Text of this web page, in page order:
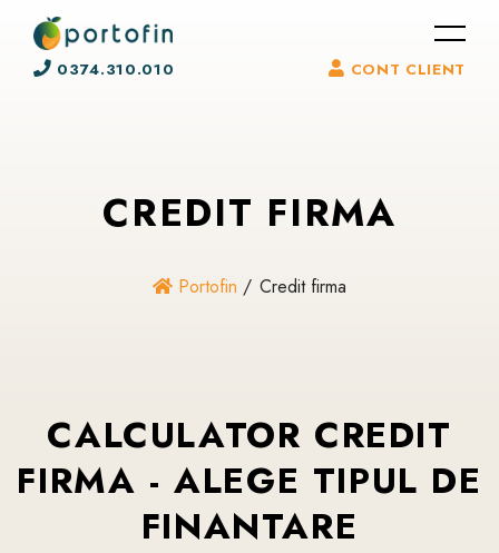
0374.310.010 CONT CLIENT
CREDIT FIRMA
Portofin Credit firma
CALCULATOR CREDIT
FIRMA - ALEGE TIPUL DE
FINANTARE